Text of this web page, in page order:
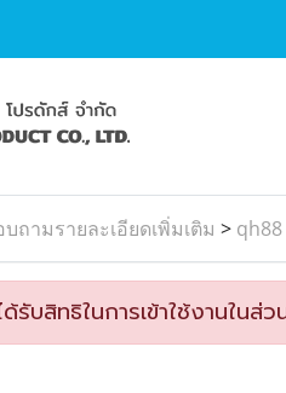
บถามรายละเอียดเพิ่มเติม >
บสิทธิในการเข้าใช้งานในส่ว